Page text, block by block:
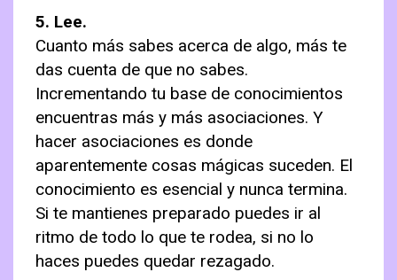
5. Lee.
Cuanto más sabes acerca de algo, más te
das cuenta de que no sabes.
Incrementando tu base de conocimientos
encuentras más y más asociaciones. Y
hacer asociaciones es donde
aparentemente cosas mágicas suceden. El
conocimiento es esencial y nunca termina.
Si te mantienes preparado puedes ir al
ritmo de todo lo que te rodea, si no lo
haces puedes quedar rezagado.